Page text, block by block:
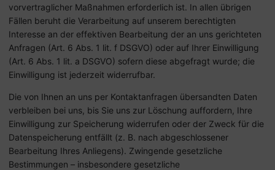
vorvertraglicher Maßnahmen erforderlich ist. In allen übrigen
Fällen beruht die Verarbeitung auf unserem berechtigten
Interesse an der effektiven Bearbeitung der an uns gerichteten
Anfragen (Art. 6 Abs. 1 lit. f DSGVO) oder auf Ihrer Einwilligung
(Art. 6 Abs. 1 lit. a DSGVO) sofern diese abgefragt wurde; die
Einwilligung ist jederzeit widerrufbar.
Die von Ihnen an uns per Kontaktanfragen übersandten Daten
verbleiben bei uns, bis Sie uns zur Löschung auffordern, Ihre
Einwilligung zur Speicherung widerrufen oder der Zweck für die
Datenspeicherung entfällt (z. B. nach abgeschlossener
Bearbeitung Ihres Anliegens). Zwingende gesetzliche
Bestimmungen – insbesondere gesetzliche